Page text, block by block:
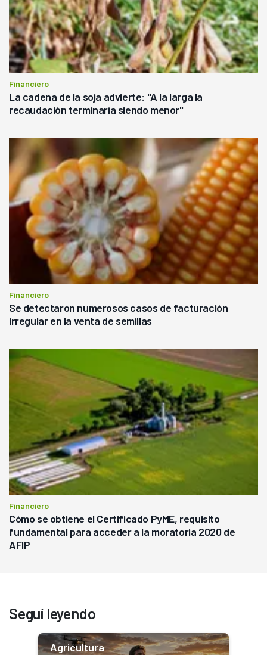
Financiero
La cadena de la soja advierte: "A la larga la
recaudación terminaría siendo menor"
Financiero
Se detectaron numerosos casos de facturación
irregular en la venta de semillas
Financiero
Cómo se obtiene el Certificado PyME, requisito
fundamental para acceder a la moratoria 2020 de
AFIP
Seguí leyendo
Agricultura